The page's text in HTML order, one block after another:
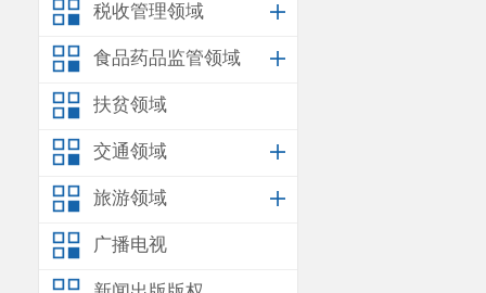
税收管理领域
食品药品监管领域
扶贫领域
交通领域
旅游领域
广播电视